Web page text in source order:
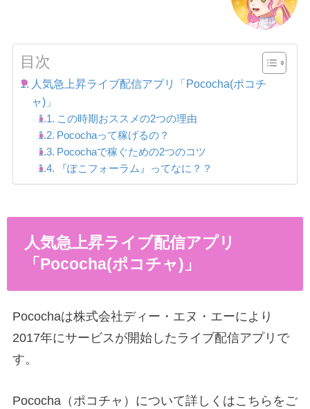
目次
人気急上昇ライブ配信アプリ「Pococha(ポコチ
ャ)」
この時期おススメの2つの理由
Pocochaって稼げるの？
Pocochaで稼ぐための2つのコツ
『ぽこフォーラム』ってなに？？
人気急上昇ライブ配信アプリ
「Pococha(ポコチャ)」
Pocochaは株式会社ディー・エヌ・エーにより
2017年にサービスが開始したライブ配信アプリで
す。
Pococha（ポコチャ）について詳しくはこちらをご